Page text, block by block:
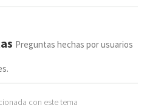
Preguntas hechas por usuarios
con este tema